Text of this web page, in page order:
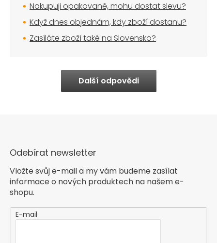
Nakupuji opakovaně, mohu dostat slevu?
Když dnes objednám, kdy zboží dostanu?
Zasíláte zboží také na Slovensko?
Další odpovědi
Odebírat newsletter
Vložte svůj e-mail a my vám budeme zasílat
informace o nových produktech na našem e-
shopu.
E-mail